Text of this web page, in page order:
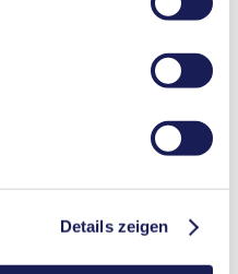
der Website klicken
Cookies,
und Speicherdauer finden
Details zeigen
Aluminium